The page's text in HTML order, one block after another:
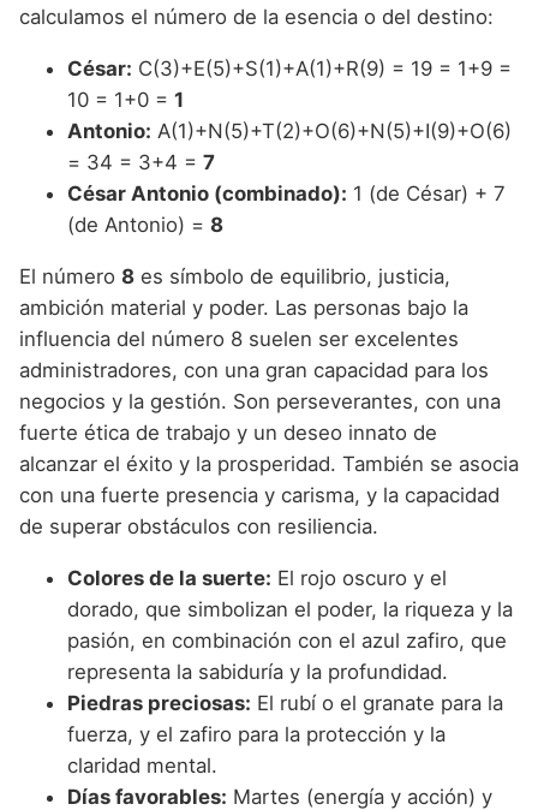
calculamos el número de la esencia o del destino:
César: C(3)+E(5)+S(1)+A(1)+R(9) = 19 = 1+9 =
10 = 1+0 = 1
Antonio: A(1)+N(5)+T(2)+O(6)+N(5)+I(9)+O(6)
= 34 = 3+4 = 7
César Antonio (combinado): 1 (de César) + 7
(de Antonio) = 8
El número 8 es símbolo de equilibrio, justicia,
ambición material y poder. Las personas bajo la
influencia del número 8 suelen ser excelentes
administradores, con una gran capacidad para los
negocios y la gestión. Son perseverantes, con una
fuerte ética de trabajo y un deseo innato de
alcanzar el éxito y la prosperidad. También se asocia
con una fuerte presencia y carisma, y la capacidad
de superar obstáculos con resiliencia.
Colores de la suerte: El rojo oscuro y el
dorado, que simbolizan el poder, la riqueza y la
pasión, en combinación con el azul zafiro, que
representa la sabiduría y la profundidad.
Piedras preciosas: El rubí o el granate para la
fuerza, y el zafiro para la protección y la
claridad mental.
Días favorables: Martes (energía y acción) y